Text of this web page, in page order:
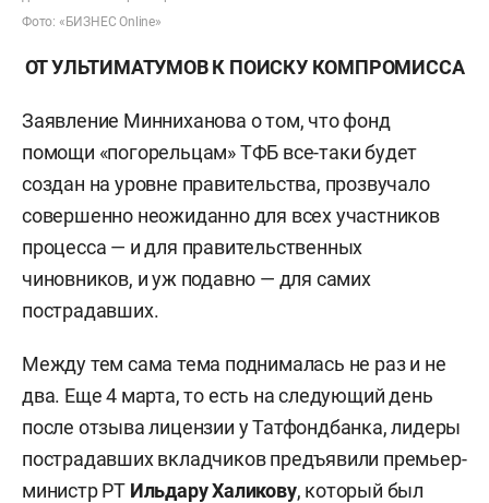
Фото: «БИЗНЕС Online»
ОТ УЛЬТИМАТУМОВ К ПОИСКУ КОМПРОМИССА
Заявление Минниханова о том, что фонд
помощи «погорельцам» ТФБ все-таки будет
создан на уровне правительства, прозвучало
совершенно неожиданно для всех участников
процесса — и для правительственных
чиновников, и уж подавно — для самих
пострадавших.
Между тем сама тема поднималась не раз и не
два. Еще 4 марта, то есть на следующий день
после отзыва лицензии у Татфондбанка, лидеры
пострадавших вкладчиков предъявили премьер-
министр РТ Ильдару Халикову, который был